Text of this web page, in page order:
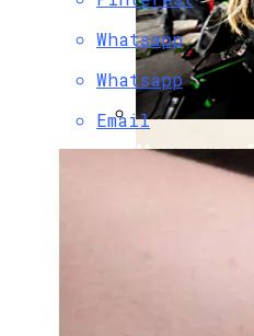
Вьетнам
Музыкантов
Whatsapp
Whatsapp
Email